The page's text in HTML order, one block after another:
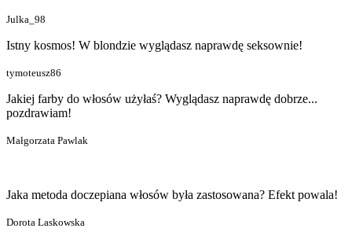
Julka_98
Istny kosmos! W blondzie wyglądasz naprawdę seksownie!
tymoteusz86
Jakiej farby do włosów użyłaś? Wyglądasz naprawdę dobrze...
pozdrawiam!
Małgorzata Pawlak
Jaka metoda doczepiana włosów była zastosowana? Efekt powala!
Dorota Laskowska